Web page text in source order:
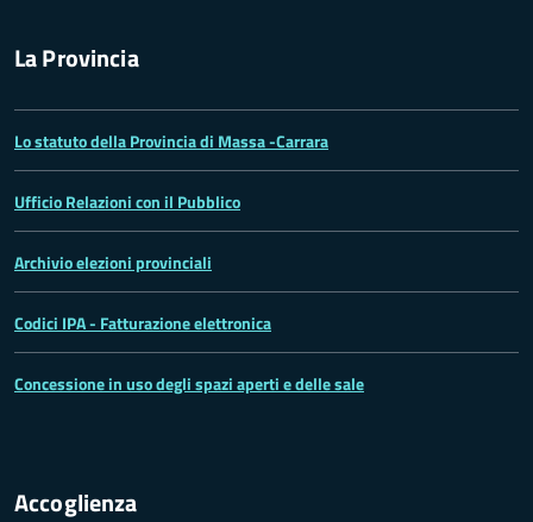
La Provincia
Lo statuto della Provincia di Massa -Carrara
Ufficio Relazioni con il Pubblico
Archivio elezioni provinciali
Codici IPA - Fatturazione elettronica
Concessione in uso degli spazi aperti e delle sale
Accoglienza